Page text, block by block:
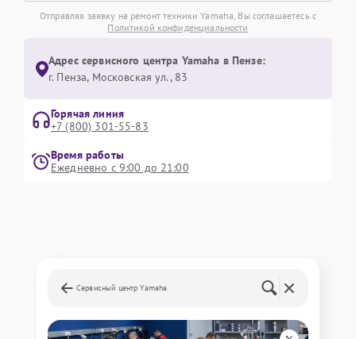
Отправляя заявку на ремонт техники Yamaha, Вы соглашаетесь с
Политикой конфиденциальности
Адрес сервисного центра Yamaha в Пензе:
г. Пенза, Московская ул., 83
Горячая линия
+7 (800) 301-55-83
Время работы
Ежедневно с 9:00 до 21:00
Сервисный центр Yamaha